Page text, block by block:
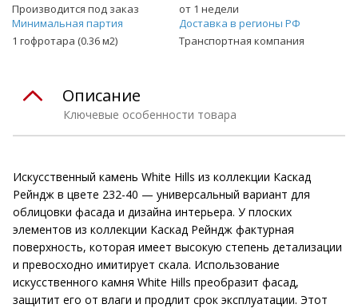
Производится под заказ
от 1 недели
Минимальная партия
1 гофротара (0.36 м2)
Доставка в регионы РФ
Транспортная компания
Ключевые особенности товара
Описание
Искусственный камень White Hills из коллекции Каскад
Рейндж в цвете 232-40 — универсальный вариант для
облицовки фасада и дизайна интерьера. У плоских
элементов из коллекции Каскад Рейндж фактурная
поверхность, которая имеет высокую степень детализации
и превосходно имитирует скала. Использование
искусственного камня White Hills преобразит фасад,
защитит его от влаги и продлит срок эксплуатации. Этот